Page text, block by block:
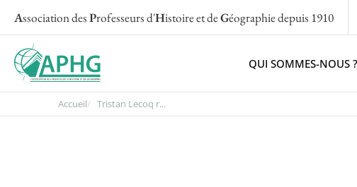
Association desProfesseurs d'Histoire et deGéographiedepuis 1910
QUI SOMMES-NOUS
Accueil Tristan Lecoq r...